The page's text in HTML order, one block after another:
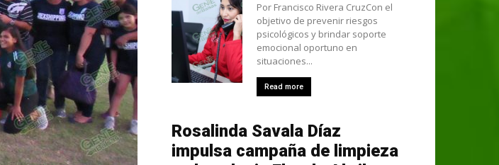
Por Francisco Rivera CruzCon el
objetivo de prevenir riesgos
psicológicos y brindar soporte
emocional oportuno en
situaciones...
Read more
Rosalinda Savala Díaz
impulsa campaña de limpieza